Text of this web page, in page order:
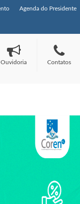
Agenda do Presidente
Ouvidoria Contatos